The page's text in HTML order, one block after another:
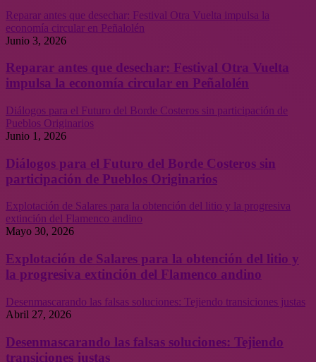
Reparar antes que desechar: Festival Otra Vuelta impulsa la
economía circular en Peñalolén
Junio 3, 2026
Reparar antes que desechar: Festival Otra Vuelta
impulsa la economía circular en Peñalolén
Diálogos para el Futuro del Borde Costeros sin participación de
Pueblos Originarios
Junio 1, 2026
Diálogos para el Futuro del Borde Costeros sin
participación de Pueblos Originarios
Explotación de Salares para la obtención del litio y la progresiva
extinción del Flamenco andino
Mayo 30, 2026
Explotación de Salares para la obtención del litio y
la progresiva extinción del Flamenco andino
Desenmascarando las falsas soluciones: Tejiendo transiciones justas
Abril 27, 2026
Desenmascarando las falsas soluciones: Tejiendo
transiciones justas